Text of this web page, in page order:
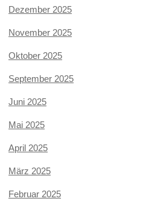
Dezember 2025
November 2025
Oktober 2025
September 2025
Juni 2025
Mai 2025
April 2025
März 2025
Februar 2025